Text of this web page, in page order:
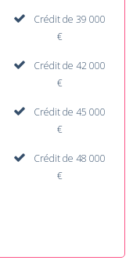
Crédit de 39 000
€
Crédit de 42 000
€
Crédit de 45 000
€
Crédit de 48 000
€